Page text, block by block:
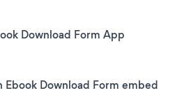
Download Form App
Ebook Download Form embed